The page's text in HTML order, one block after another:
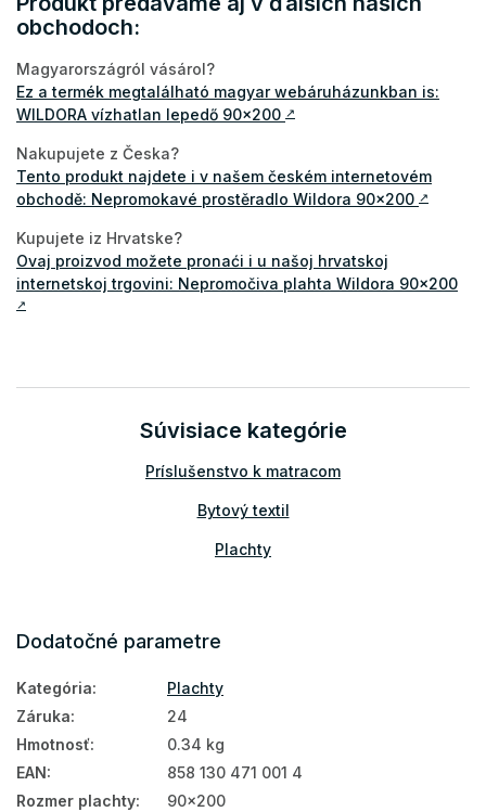
obchodoch:
Magyarországról vásárol?
Ez a termék megtalálható magyar webáruházunkban is:
WILDORA vízhatlan lepedő 90x200 ↗
Nakupujete z Česka?
Tento produkt najdete i v našem českém internetovém
obchodě: Nepromokavé prostěradlo Wildora 90x200 ↗
Kupujete iz Hrvatske?
Ovaj proizvod možete pronaći i u našoj hrvatskoj
internetskoj trgovini: Nepromočiva plahta Wildora 90x200
↗
Súvisiace kategórie
Príslušenstvo k matracom
Bytový textil
Plachty
Dodatočné parametre
Kategória:
Plachty
Záruka:
24
Hmotnosť:
0.34 kg
EAN:
858 130 471 001 4
Rozmer plachty:
90x200